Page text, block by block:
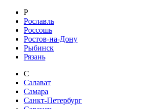
Р
Рославль
Россошь
Ростов-на-Дону
Рыбинск
Рязань
С
Салават
Самара
Санкт-Петербург